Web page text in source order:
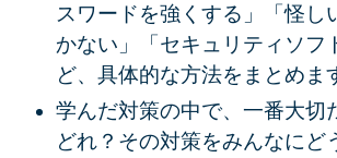
スワードを強くする」「怪し
かない」「セキュリティソフ
ど、具体的な方法をまとめま
学んだ対策の中で、一番大切
どれ？その対策をみんなにど